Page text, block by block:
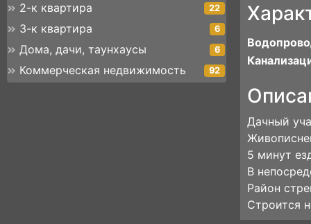
2-к квартира 22
3-к квартира 6
Дома, дачи, таунхаусы 6
Коммерческая недвижимость 92
Дaчный
5 минут
B
Рaйон
Строится